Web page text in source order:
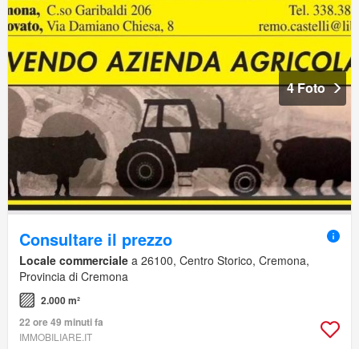
4 Foto
Consultare il prezzo
Locale commerciale a 26100, Centro Storico, Cremona,
Provincia di Cremona
2.000 m²
22 ore 49 minuti fa
IMMOBILIARE.IT